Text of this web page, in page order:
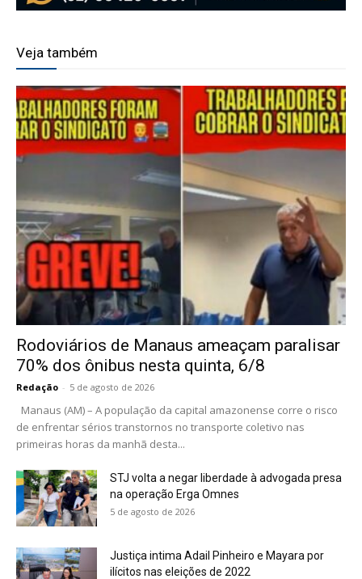
Veja também
Rodoviários de Manaus ameaçam paralisar
70% dos ônibus nesta quinta, 6/8
Redação - 5 de agosto de 2026
Manaus (AM) – A população da capital amazonense corre o risco
de enfrentar sérios transtornos no transporte coletivo nas
primeiras horas da manhã desta...
STJ volta a negar liberdade à advogada presa
na operação Erga Omnes
5 de agosto de 2026
Justiça intima Adail Pinheiro e Mayara por
ilícitos nas eleições de 2022